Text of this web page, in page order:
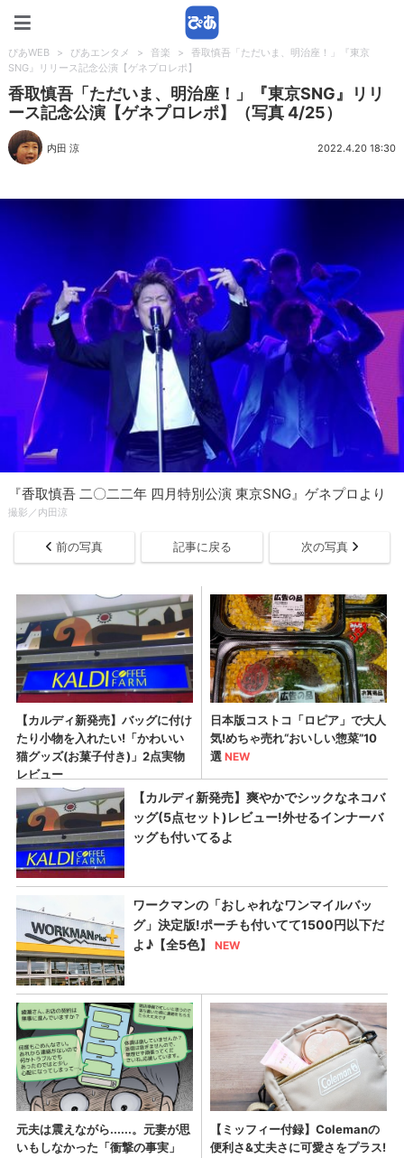
ぴあWEB > ぴあエンタメ > 音楽 >
香取慎吾「ただいま、明治座！」『東京
SNG』リリース記念公演【ゲネプロレポ】
香取慎吾「ただいま、明治座！」『東京SNG』リリ
ース記念公演【ゲネプロレポ】（写真 4/25）
内田 涼 2022.4.20 18:30
『香取慎吾 二〇二二年 四月特別公演 東京SNG』ゲネプロより
撮影／内田涼
前の写真 記事に戻る 次の写真